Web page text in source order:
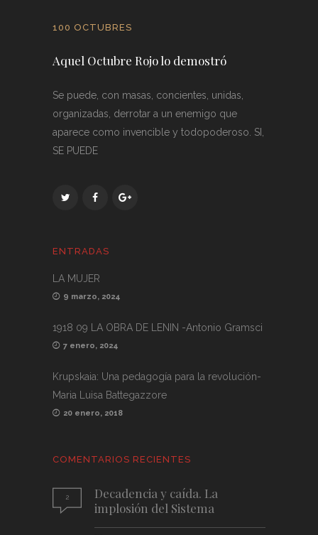
100 OCTUBRES
Aquel Octubre Rojo lo demostró
Se puede, con masas, concientes, unidas,
organizadas, derrotar a un enemigo que
aparece como invencible y todopoderoso. SI,
SE PUEDE
ENTRADAS
LA MUJER
9 marzo, 2024
1918 09 LA OBRA DE LENIN -Antonio Gramsci
7 enero, 2024
Krupskaia: Una pedagogía para la revolución-
Maria Luisa Battegazzore
20 enero, 2018
COMENTARIOS RECIENTES
2
Decadencia y caída. La
implosión del Sistema